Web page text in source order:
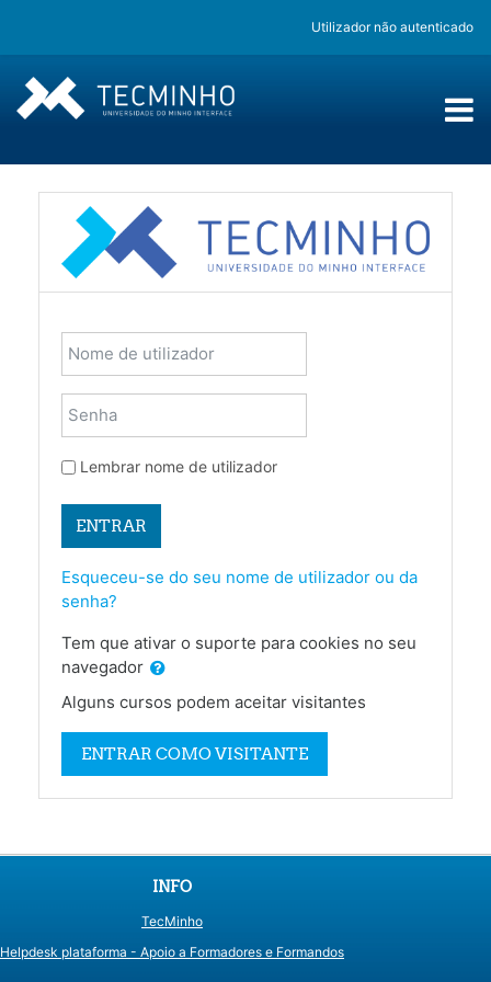
Utilizador não autenticado
Nome de utilizador
Senha
Lembrar nome de utilizador
ENTRAR
Esqueceu-se do seu nome de utilizador ou da
senha?
Tem que ativar o suporte para cookies no seu
navegador
Alguns cursos podem aceitar visitantes
ENTRAR COMO VISITANTE
INFO
TecMinho
Helpdesk plataforma - Apoio a Formadores e Formandos